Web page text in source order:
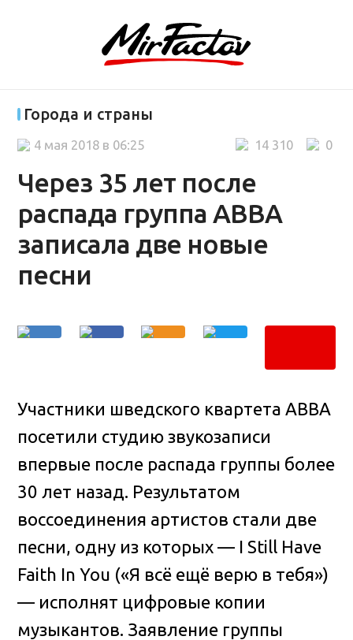
Города и страны
Через 35 лет после
распада группа ABBA
записала две новые
песни
0
14 310
4 мая 2018 в 06:25
Участники шведского квартета ABBA
посетили студию звукозаписи
впервые после распада группы более
30 лет назад. Результатом
воссоединения артистов стали две
песни, одну из которых — I Still Have
Faith In You («Я всё ещё верю в тебя»)
— исполнят цифровые копии
музыкантов. Заявление группы